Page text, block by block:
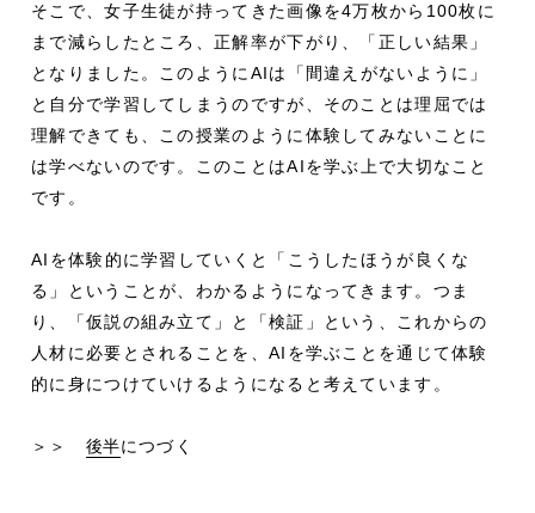
そこで、女子生徒が持ってきた画像を4万枚から100枚に
まで減らしたところ、正解率が下がり、「正しい結果」
となりました。このようにAIは「間違えがないように」
と自分で学習してしまうのですが、そのことは理屈では
理解できても、この授業のように体験してみないことに
は学べないのです。このことはAIを学ぶ上で大切なこと
です。
AIを体験的に学習していくと「こうしたほうが良くな
る」ということが、わかるようになってきます。つま
り、「仮説の組み立て」と「検証」という、これからの
人材に必要とされることを、AIを学ぶことを通じて体験
的に身につけていけるようになると考えています。
＞＞ 後半につづく